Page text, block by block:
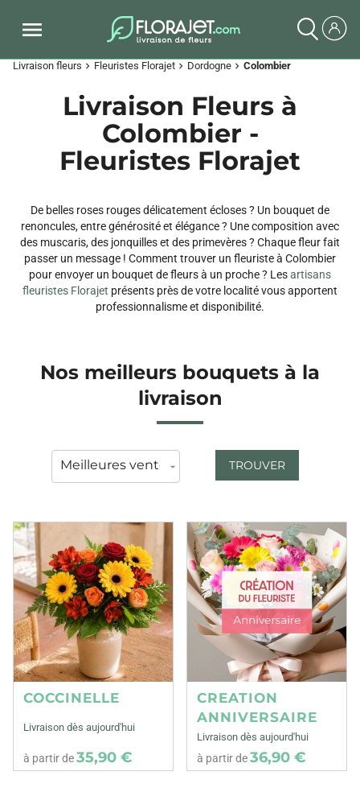
Livraison fleurs chevron_right Fleuristes Florajet chevron_right Dordogne chevron_right Colombier
Livraison Fleurs à
Colombier -
Fleuristes Florajet
De belles roses rouges délicatement écloses ? Un bouquet de
renoncules, entre générosité et élégance ? Une composition avec
des muscaris, des jonquilles et des primevères ? Chaque fleur fait
passer un message ! Comment trouver un fleuriste à Colombier
pour envoyer un bouquet de fleurs à un proche ? Lesartisans
fleuristes Florajet présents près de votre localité vous apportent
professionnalisme et disponibilité.
Nos meilleurs bouquets à la
livraison
TROUVER
COCCINELLE
Livraison dès aujourd'hui
à partir de35,90 €
CREATION
ANNIVERSAIRE
Livraison dès aujourd'hui
à partir de36,90 €